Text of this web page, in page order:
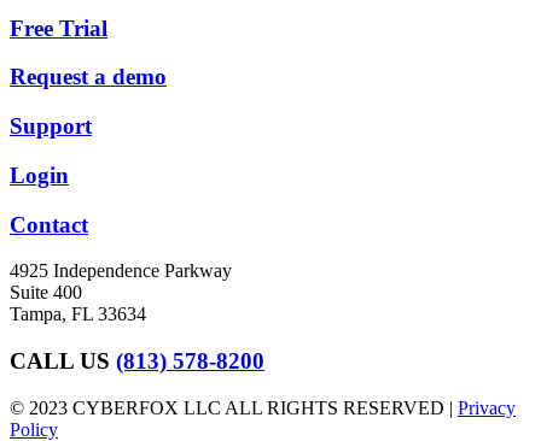
Free Trial
Request a demo
Support
Login
Contact
4925 Independence Parkway
Suite 400
Tampa, FL 33634
CALL US (813) 578-8200
© 2023 CYBERFOX LLC ALL RIGHTS RESERVED | Privacy
Policy